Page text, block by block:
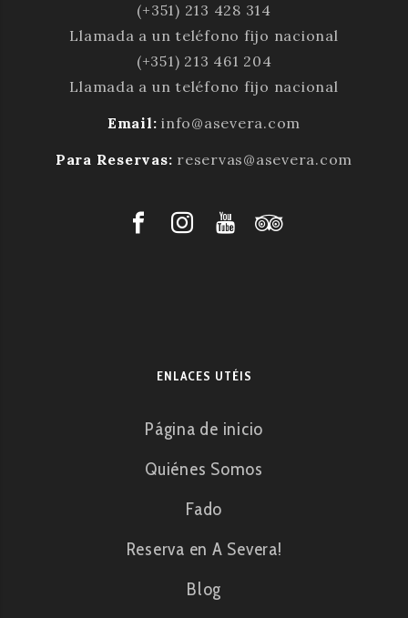
(+351) 213 428 314
Llamada a un teléfono fijo nacional
(+351) 213 461 204
Llamada a un teléfono fijo nacional
Email: info@asevera.com
Para Reservas: reservas@asevera.com
ENLACES UTÉIS
Página de inicio
Quiénes Somos
Fado
Reserva en A Severa!
Blog